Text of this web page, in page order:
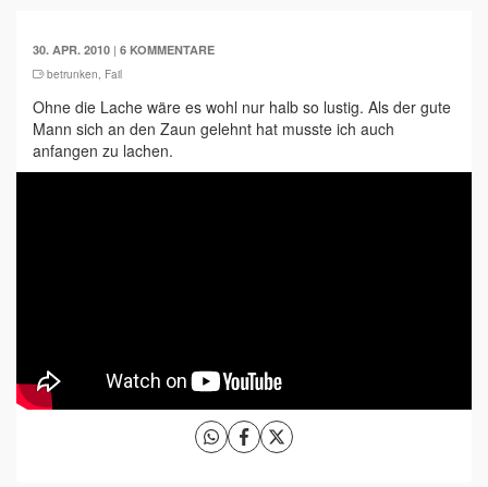
30. APR. 2010 | 6 KOMMENTARE
betrunken, Fail
Ohne die Lache wäre es wohl nur halb so lustig. Als der gute
Mann sich an den Zaun gelehnt hat musste ich auch
anfangen zu lachen.